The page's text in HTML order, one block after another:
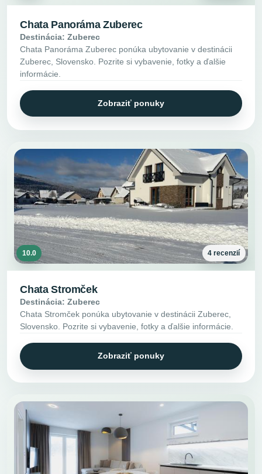
Chata Panoráma Zuberec
Destinácia: Zuberec
Chata Panoráma Zuberec ponúka ubytovanie v destinácii
Zuberec, Slovensko. Pozrite si vybavenie, fotky a ďalšie
informácie.
Zobraziť ponuky
10.0 4 recenzií
Chata Stromček
Destinácia: Zuberec
Chata Stromček ponúka ubytovanie v destinácii Zuberec,
Slovensko. Pozrite si vybavenie, fotky a ďalšie informácie.
Zobraziť ponuky